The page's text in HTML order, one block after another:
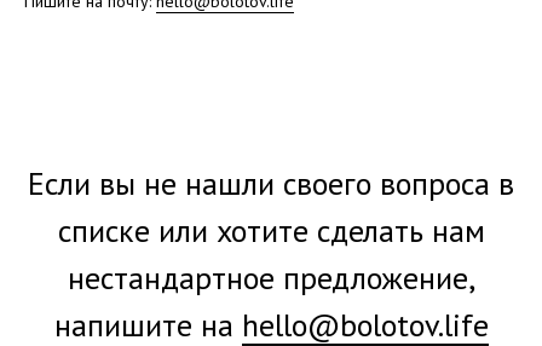
Если вы не нашли своего вопроса в
списке или хотите сделать нам
нестандартное предложение,
напишите на hello@bolotov.life